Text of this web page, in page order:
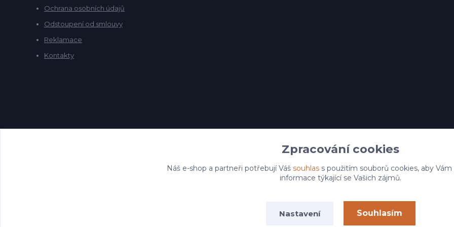
Ochrana osobních údajů
Odstoupení od smlouvy
Reklamace
Kontakty
Zpracování cookies
Náš e-shop a partneři potřebují Váš souhlass použitím souborů cookies, aby
informace týkající se Vašich zájmů.
Nastavení Souhlasím